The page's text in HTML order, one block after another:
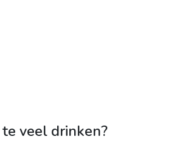
veel drinken?